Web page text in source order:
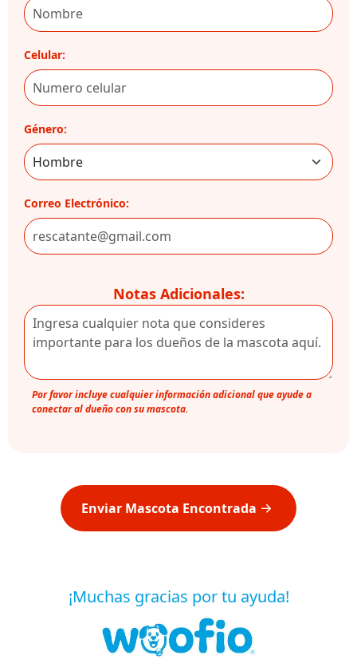
Celular:
Género:
Correo Electrónico:
Notas Adicionales:
Por favor incluye cualquier información adicional que ayude a
conectar al dueño con su mascota.
Enviar Mascota Encontrada
¡Muchas gracias por tu ayuda!